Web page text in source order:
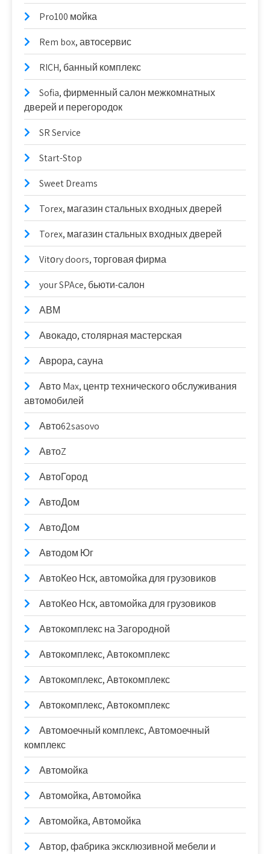
Pro100 мойка
Rem box, автосервис
RICH, банный комплекс
Sofia, фирменный салон межкомнатных
дверей и перегородок
SR Service
Start-Stop
Sweet Dreams
Torex, магазин стальных входных дверей
Torex, магазин стальных входных дверей
Vitоry doors, торговая фирма
your SPAce, бьюти-салон
АВМ
Авокадо, столярная мастерская
Аврора, сауна
Авто Max, центр технического обслуживания
автомобилей
Авто62sasovo
АвтоZ
АвтоГород
АвтоДом
АвтоДом
Автодом Юг
АвтоКео Нск, автомойка для грузовиков
АвтоКео Нск, автомойка для грузовиков
Автокомплекс на Загородной
Автокомплекс, Автокомплекс
Автокомплекс, Автокомплекс
Автокомплекс, Автокомплекс
Автомоечный комплекс, Автомоечный
комплекс
Автомойка
Автомойка, Автомойка
Автомойка, Автомойка
Автор, фабрика эксклюзивной мебели и